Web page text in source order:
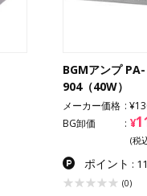
BGMアンプ PA-
904（40W）
メーカー価格
BG卸価
¥
(税
ポイント :
(0)